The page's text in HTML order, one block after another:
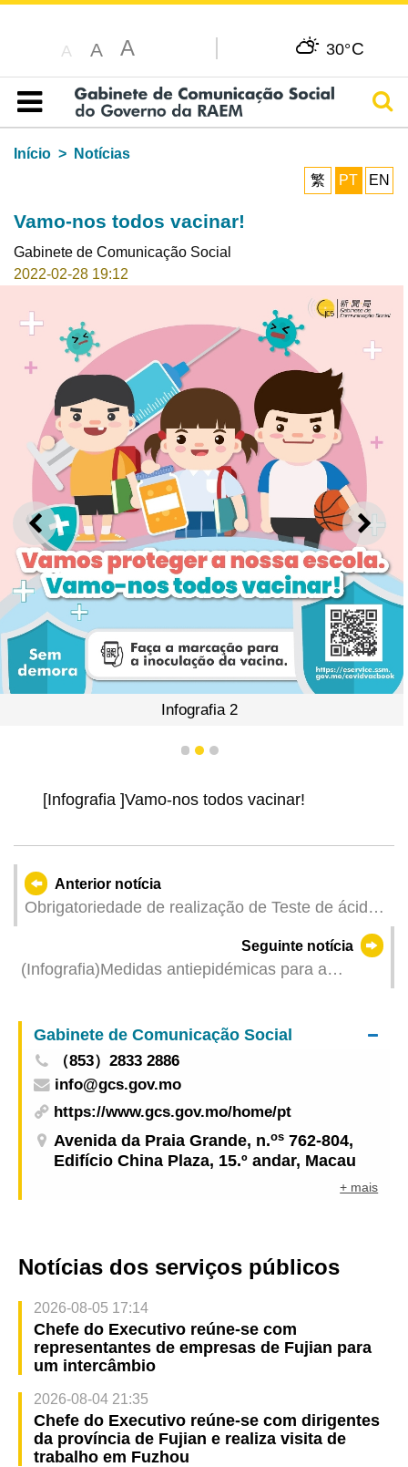
A A A 30°C
Índice
Início
Notícias
繁
PT EN
Vamo-nos todos vacinar!
Gabinete de Comunicação Social
2022-02-28 19:12
ANTERIOR
Infografia 2
1 2 3
[Infografia ]Vamo-nos todos vacinar!
Anterior notícia
Obrigatoriedade de realização de Teste de ácido
nucleico a quem esteve em determinados locais
perto da Praça das Portas do Cerco (Infografia)
Seguinte notícia
(Infografia)Medidas antiepidémicas para a
de 2022
Gabinete de Comunicação Social
（853）2833 2886
info@gcs.gov.mo
https://www.gcs.gov.mo/home/pt
Avenida da Praia Grande, n.os 762-804,
Edifício China Plaza, 15.º andar, Macau
+ mais
Notícias dos serviços públicos
2026-08-05 17:14
Chefe do Executivo reúne-se com
representantes de empresas de Fujian para
um intercâmbio
2026-08-04 21:35
Chefe do Executivo reúne-se com dirigentes
da província de Fujian e realiza visita de
trabalho em Fuzhou